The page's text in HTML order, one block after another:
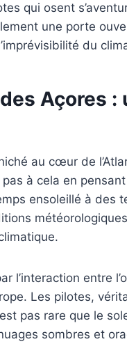
qui osent
une porte
du
Açores
au cœur de
à cela en
ensoleillé à des
l’interaction entre
Les pilotes,
pas rare que le
sombres et